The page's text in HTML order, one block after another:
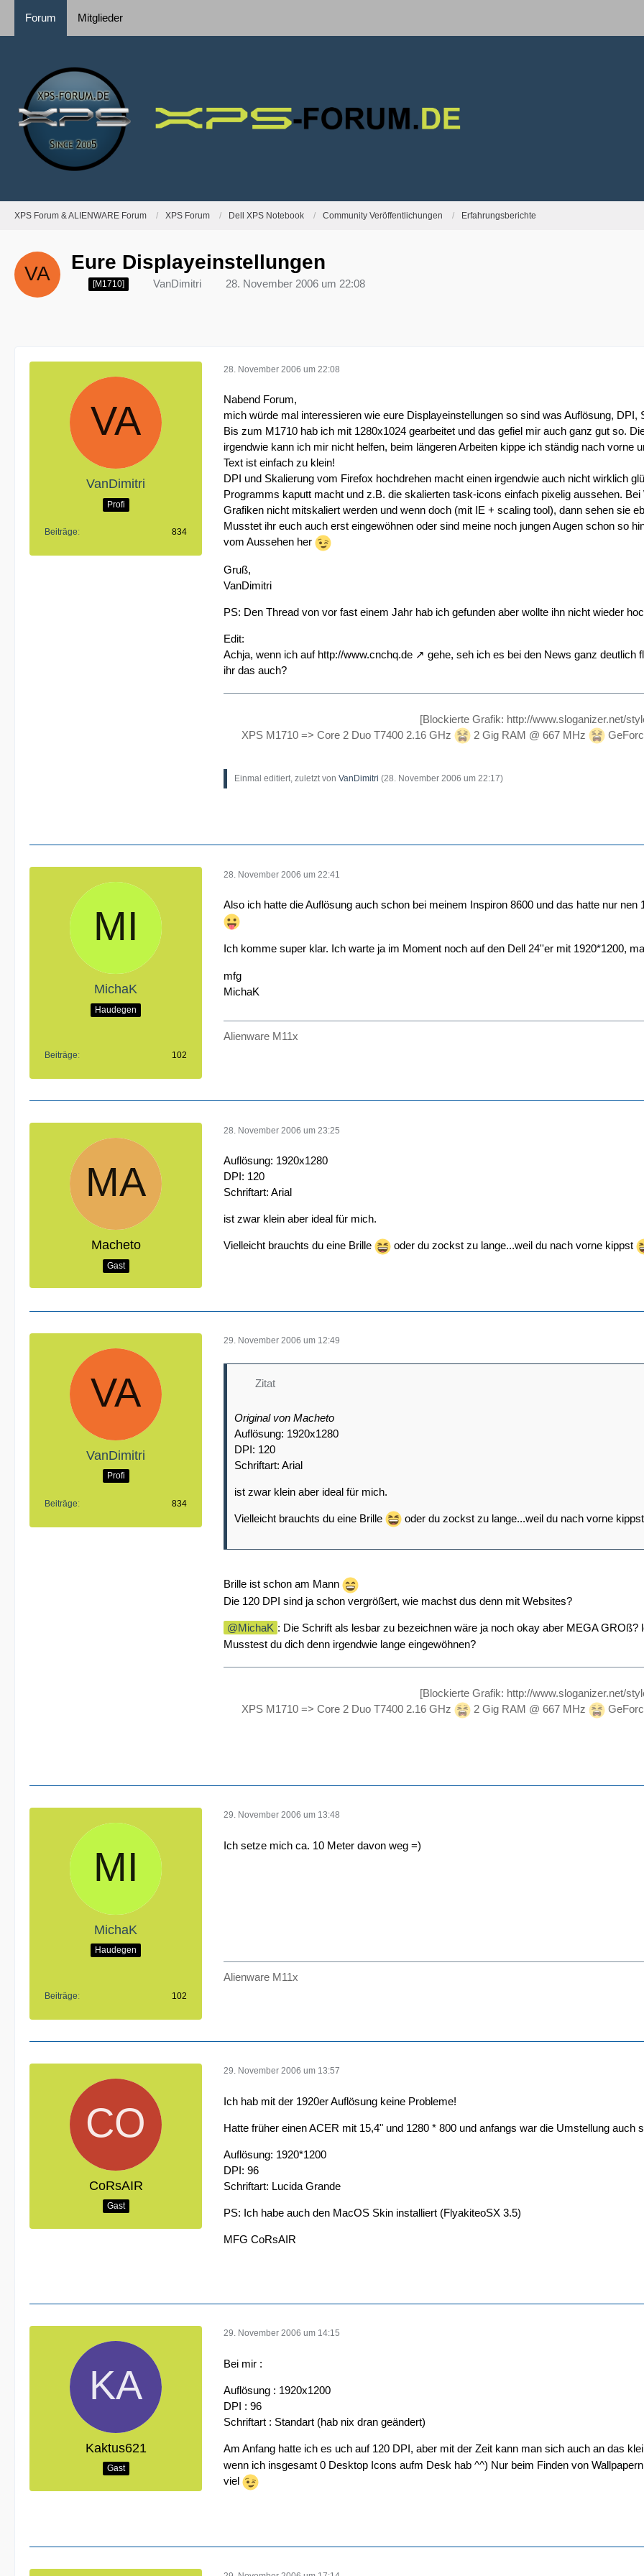
Forum Mitglieder
XPS Forum & ALIENWARE Forum XPS Forum Dell XPS Notebook Community Veröffentlichungen Erfahrungsberichte
Eure Displayeinstellungen
[M1710] VanDimitri 28. November 2006 um 22:08
VanDimitri
Profi
Beiträge 834
28. November 2006 um 22:08
Nabend Forum,
mich würde mal interessieren wie eure Displayeinstellungen so sind was Auflösung, DPI,
Bis zum M1710 hab ich mit 1280x1024 gearbeitet und das gefiel mir auch ganz gut so.
irgendwie kann ich mir nicht helfen, beim längeren Arbeiten kippe ich ständig nach
Text ist einfach zu klein!
DPI und Skalierung vom Firefox hochdrehen macht einen irgendwie auch nicht wirklich
Programms kaputt macht und z.B. die skalierten task-icons einfach pixelig aussehen.
Grafiken nicht mitskaliert werden und wenn doch (mit IE + scaling tool), dann sehen sie
Musstet ihr euch auch erst eingewöhnen oder sind meine noch jungen Augen schon so
vom Aussehen her
Gruß,
VanDimitri
PS: Den Thread von vor fast einem Jahr hab ich gefunden aber wollte ihn nicht wieder
Edit:
Achja, wenn ich auf http://www.cnchq.de
gehe, seh ich es bei den News ganz deutlich
ihr das auch?
[Blockierte Grafik: http://www.sloganizer.net/
XPS M1710 => Core 2 Duo T7400 2.16 GHz
2 Gig RAM @ 667 MHz
Einmal editiert, zuletzt von VanDimitri (28. November 2006 um 22:17)
MichaK
Haudegen
Beiträge 102
28. November 2006 um 22:41
Also ich hatte die Auflösung auch schon bei meinem Inspiron 8600 und das hatte nur
Ich komme super klar. Ich warte ja im Moment noch auf den Dell 24''er mit 1920*1200,
mfg
MichaK
Alienware M11x
Macheto
Gast
28. November 2006 um 23:25
Auflösung: 1920x1280
DPI: 120
Schriftart: Arial
ist zwar klein aber ideal für mich.
Vielleicht brauchts du eine Brille oder du zockst zu lange...weil du nach vorne kippst
VanDimitri
Profi
Beiträge 834
29. November 2006 um 12:49
Zitat
Original von Macheto
Auflösung: 1920x1280
DPI: 120
Schriftart: Arial
ist zwar klein aber ideal für mich.
Vielleicht brauchts du eine Brille oder du zockst zu lange...weil du nach vorne
Brille ist schon am Mann
Die 120 DPI sind ja schon vergrößert, wie machst dus denn mit Websites?
MichaK : Die Schrift als lesbar zu bezeichnen wäre ja noch okay aber MEGA
Musstest du dich denn irgendwie lange eingewöhnen?
[Blockierte Grafik: http://www.sloganizer.net/
XPS M1710 => Core 2 Duo T7400 2.16 GHz
2 Gig RAM @ 667 MHz
MichaK
Haudegen
Beiträge 102
29. November 2006 um 13:48
Ich setze mich ca. 10 Meter davon weg =)
Alienware M11x
CoRsAIR
Gast
29. November 2006 um 13:57
Ich hab mit der 1920er Auflösung keine Probleme!
Hatte früher einen ACER mit 15,4" und 1280 * 800 und anfangs war die Umstellung
Auflösung: 1920*1200
DPI: 96
Schriftart: Lucida Grande
PS: Ich habe auch den MacOS Skin installiert (FlyakiteoSX 3.5)
MFG CoRsAIR
Kaktus621
Gast
29. November 2006 um 14:15
Bei mir :
Auflösung : 1920x1200
DPI : 96
Schriftart : Standart (hab nix dran geändert)
Am Anfang hatte ich es uch auf 120 DPI, aber mit der Zeit kann man sich auch an das
wenn ich insgesamt 0 Desktop Icons aufm Desk hab ^^) Nur beim Finden von
viel